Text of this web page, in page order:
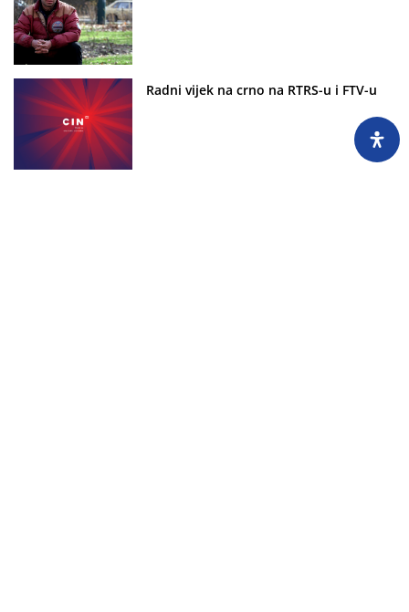
Radni vijek na crno na RTRS-u i FTV-u